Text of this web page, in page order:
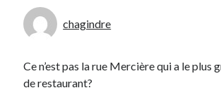
chagindre
Ce n’est pas la rue Mercière qui a le plus
de restaurant?